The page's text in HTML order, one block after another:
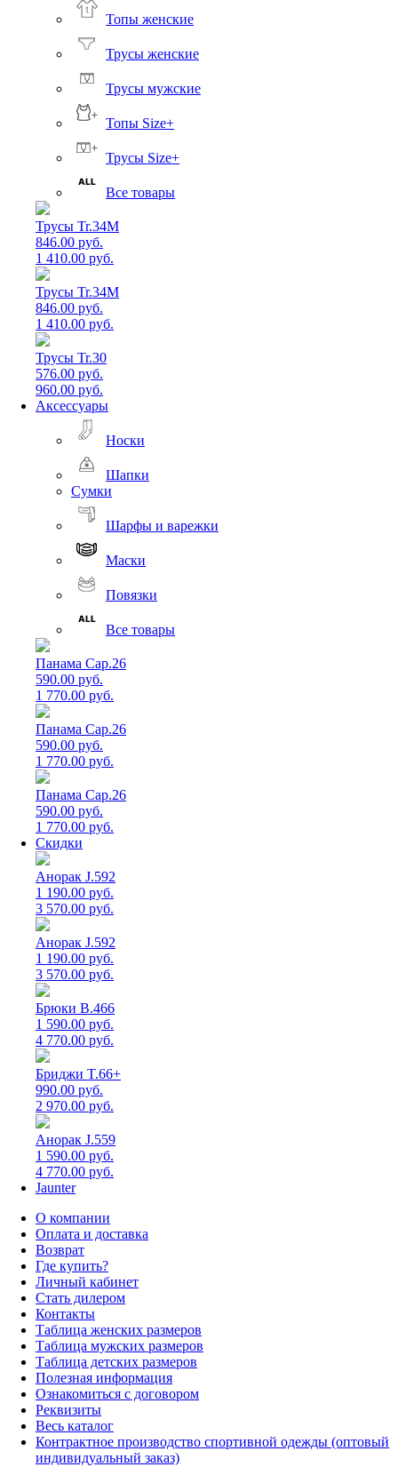
Топы женские
Трусы женские
Трусы мужские
Топы Size+
Трусы Size+
Все товары
Трусы Tr.34M
846.00 руб.
1 410.00 руб.
Трусы Tr.34M
846.00 руб.
1 410.00 руб.
Трусы Tr.30
576.00 руб.
960.00 руб.
Аксессуары
Носки
Шапки
Сумки
Шарфы и варежки
Маски
Повязки
Все товары
Панама Cap.26
590.00 руб.
1 770.00 руб.
Панама Cap.26
590.00 руб.
1 770.00 руб.
Панама Cap.26
590.00 руб.
1 770.00 руб.
Скидки
Анорак J.592
1 190.00 руб.
3 570.00 руб.
Анорак J.592
1 190.00 руб.
3 570.00 руб.
Брюки B.466
1 590.00 руб.
4 770.00 руб.
Бриджи T.66+
990.00 руб.
2 970.00 руб.
Анорак J.559
1 590.00 руб.
4 770.00 руб.
Jaunter
О компании
Оплата и доставка
Возврат
Где купить?
Личный кабинет
Стать дилером
Контакты
Таблица женских размеров
Таблица мужских размеров
Таблица детских размеров
Полезная информация
Ознакомиться с договором
Реквизиты
Весь каталог
Контрактное производство спортивной одежды (оптовый
индивидуальный заказ)